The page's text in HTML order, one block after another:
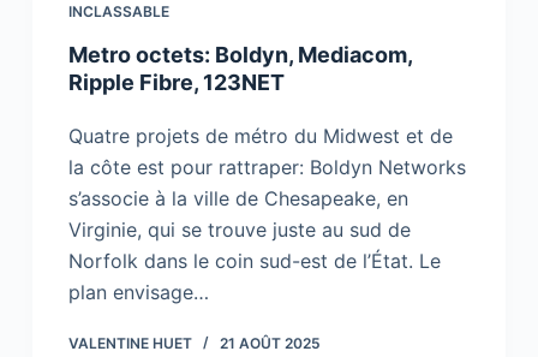
INCLASSABLE
Metro octets: Boldyn, Mediacom,
Ripple Fibre, 123NET
Quatre projets de métro du Midwest et de
la côte est pour rattraper: Boldyn Networks
s’associe à la ville de Chesapeake, en
Virginie, qui se trouve juste au sud de
Norfolk dans le coin sud-est de l’État. Le
plan envisage…
VALENTINE HUET 21 AOÛT 2025